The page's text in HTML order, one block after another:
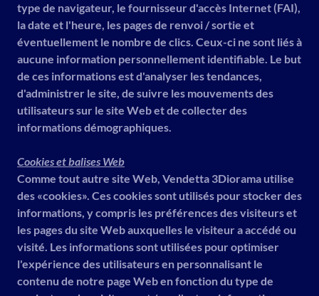
type de navigateur, le fournisseur d'accès Internet (FAI),
la date et l'heure, les pages de renvoi / sortie et
éventuellement le nombre de clics. Ceux-ci ne sont liés à
aucune information personnellement identifiable. Le but
de ces informations est d'analyser les tendances,
d'administrer le site, de suivre les mouvements des
utilisateurs sur le site Web et de collecter des
informations démographiques.
Cookies et balises Web
Comme tout autre site Web, Vendetta 3Diorama utilise
des «cookies». Ces cookies sont utilisés pour stocker des
informations, y compris les préférences des visiteurs et
les pages du site Web auxquelles le visiteur a accédé ou
visité. Les informations sont utilisées pour optimiser
l'expérience des utilisateurs en personnalisant le
contenu de notre page Web en fonction du type de